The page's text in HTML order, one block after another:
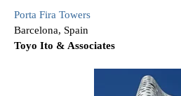
Porta Fira Towers
Barcelona, Spain
Toyo Ito & Associates